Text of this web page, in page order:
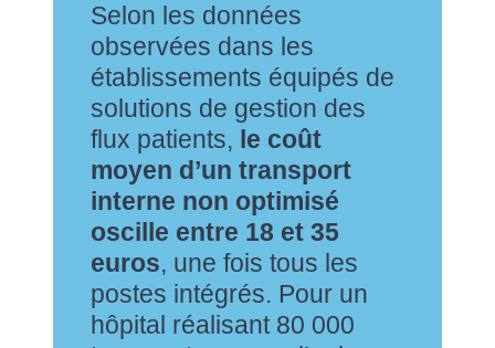
Selon les données
observées dans les
établissements équipés de
solutions de gestion des
flux patients, le coût
moyen d’un transport
interne non optimisé
oscille entre 18 et 35
euros, une fois tous les
postes intégrés. Pour un
hôpital réalisant 80 000